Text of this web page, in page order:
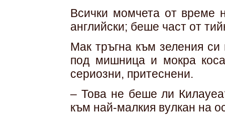
Всички момчета от време
английски; беше част от
Мак тръгна към зеления
под мишница и мокра
сериозни, притеснени.
– Това не беше ли
към най-малкия вулкан на